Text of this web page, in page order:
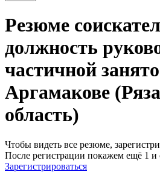
Резюме
должность
частичной
Аргамакове
область)
Чтобы видеть все резюме,
После регистрации покажем ещё 1 и
Зарегистрироваться